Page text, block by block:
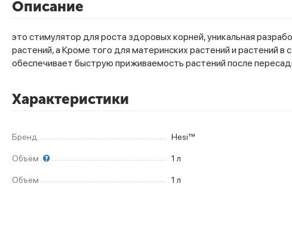
Описание
это стимулятор для роста здоровых корней, уникальная
растений, а Кроме того для материнских растений и растений
обеспечивает быструю приживаемость растений после
Характеристики
Бренд Hesi™
Объём 1 л
Объем 1 л